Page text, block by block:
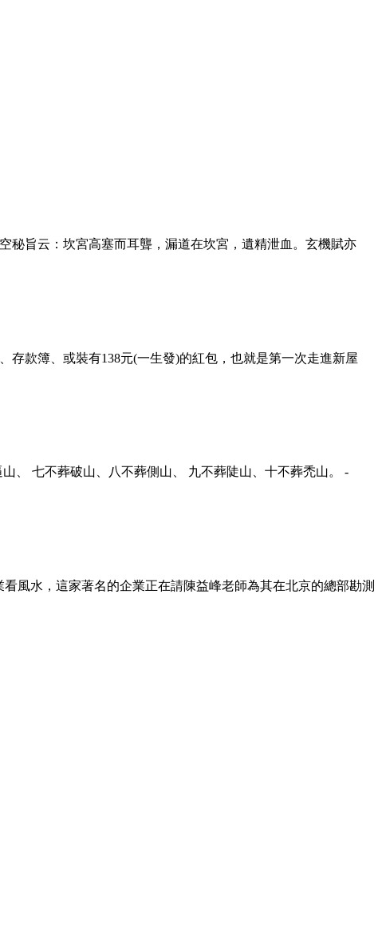
旨云：坎宮高塞而耳聾，漏道在坎宮，遺精泄血。玄機賦亦
存款簿、或裝有138元(一生發)的紅包，也就是第一次走進新屋
、 七不葬破山、八不葬側山、 九不葬陡山、十不葬禿山。 -
風水，這家著名的企業正在請陳益峰老師為其在北京的總部勘測